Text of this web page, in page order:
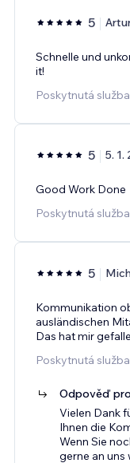
5
Schnelle und
it!
Poskytnutá
5 5. 1.
Good Work Done
Poskytnutá
5
Kommunikation
ausländischen
Das hat mir
Poskytnutá
Odpověď
Vielen Dank
Ihnen die
Wenn Sie
gerne an uns